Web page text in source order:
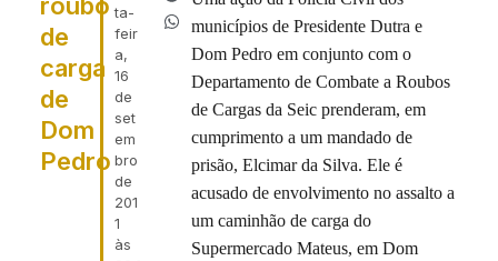
ta-
feir
a,
16
de
set
em
bro
de
201
1
às
de
carga
de
Dom
Pedro
municípios de Presidente Dutra e
Dom Pedro em conjunto com o
Departamento de Combate a Roubos
de Cargas da Seic prenderam, em
cumprimento a um mandado de
prisão, Elcimar da Silva. Ele é
acusado de envolvimento no assalto a
um caminhão de carga do
Supermercado Mateus, em Dom